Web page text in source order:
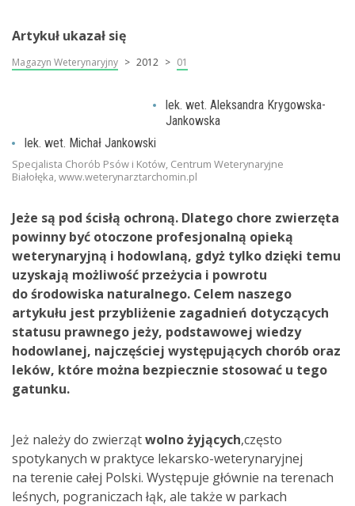
Artykuł ukazał się
Magazyn Weterynaryjny 2012 01
lek. wet. Aleksandra Krygowska-
Jankowska
lek. wet. Michał Jankowski
Specjalista Chorób Psów i Kotów, Centrum Weterynaryjne
Białołęka, www.weterynarztarchomin.pl
Jeże są pod ścisłą ochroną. Dlatego chore zwierzęta
powinny być otoczone profesjonalną opieką
weterynaryjną i hodowlaną, gdyż tylko dzięki temu
uzyskają możliwość przeżycia i powrotu
do środowiska naturalnego. Celem naszego
artykułu jest przybliżenie zagadnień dotyczących
statusu prawnego jeży, podstawowej wiedzy
hodowlanej, najczęściej występujących chorób oraz
leków, które można bezpiecznie stosować u tego
gatunku.
Jeż należy do zwierzątwolno żyjących,często
spotykanych w praktyce lekarsko-weterynaryjnej
na terenie całej Polski. Występuje głównie na terenach
leśnych, pograniczach łąk, ale także w parkach